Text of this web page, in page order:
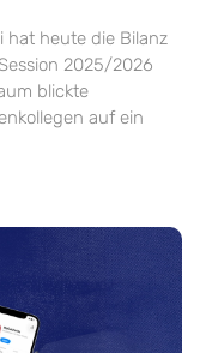
hat heute die Bilanz
2025/2026
blickte
auf ein